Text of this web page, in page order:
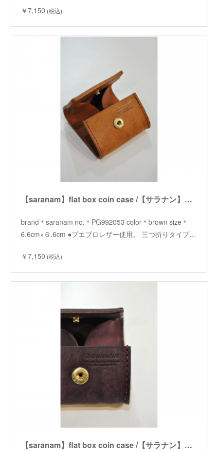
￥7,150 (税込)
【saranam】flat box coin case /【サラナン】フラットボックスコインケース
brand＊saranam no.＊PG992053 color＊brown size＊
6.6cm×６.6cm ●プエブロレザー使用。 三つ折りタイプ…
￥7,150 (税込)
【saranam】flat box coin case /【サラナン】フラットボックスコインケース